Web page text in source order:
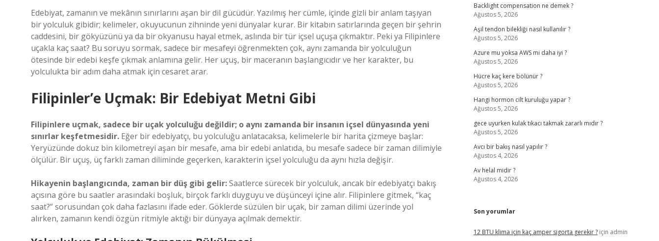
Edebiyat, zamanın ve mekânın sınırlarını aşan bir dil gücüdür. Yazılmış her cümle, içinde gizli bir anlam taşıyan
bir yolculuk gibidir; kelimeler, okuyucunun zihninde yeni dünyalar kurar. Bir kitabın satırlarında geçen bir şehrin
caddesini, bir gökyüzünü ya da bir okyanusu hayal etmek, aslında bir tür içsel uçuşa çıkmaktır. Peki ya Filipinlere
uçakla kaç saat? Bu soruyu sormak, sadece bir mesafeyi öğrenmekten çok, aynı zamanda bir yolculuğun
ötesinde bir edebi keşfe çıkmak anlamına gelir. Her uçuş, bir maceranın başlangıcıdır ve her karakter, bu
yolculukta bir adım daha atmak için cesaret arar.
Filipinler’e Uçmak: Bir Edebiyat Metni Gibi
Filipinlere uçmak, sadece bir uçak yolculuğu değildir; o aynı zamanda bir insanın içsel dünyasında yeni
sınırlar keşfetmesidir. Eğer bir edebiyatçı, bu yolculuğu anlatacaksa, kelimelerle bir harita çizmeye başlar:
Yeryüzünde dokuz bin kilometreyi aşan bir mesafe, ama bir edebi anlatıda, bu mesafe sadece bir zaman dilimiyle
ölçülür. Bir uçuş, üç farklı zaman diliminde geçerken, karakterin içsel yolculuğu da aynı hızla değişir.
Hikayenin başlangıcında, zaman bir düş gibi gelir:Saatlerce sürecek bir yolculuk, ancak bir edebiyatçı bakış
açısına göre bu saatler arasındaki boşluk, birçok farklı duyguyu ve düşünceyi içine alır. Filipinlere gitmek, “kaç
saat?” sorusundan çok daha fazlasını ifade eder. Göklerde süzülen bir uçak, bir zaman dilimi üzerinde yol
alırken, zamanın kendi özgün ritmiyle aktığı bir dünyaya açılmak demektir.
Backlight compensation ne demek ?
Ağustos 5, 2026
Aşil tendon bilekliği nasıl kullanılır ?
Ağustos 5, 2026
Azure mu yoksa AWS mi daha iyi ?
Ağustos 5, 2026
Hücre kaç kere bölünür ?
Ağustos 5, 2026
Hangi hormon cilt kuruluğu yapar ?
Ağustos 5, 2026
gece uyurken kulak tıkacı takmak zararlı mıdır ?
Ağustos 5, 2026
Avcı bir bakış nasıl yapılır ?
Ağustos 4, 2026
Av helal midir ?
Ağustos 4, 2026
Son yorumlar
12 BTU klima için kaç amper sigorta gerekir ?için admin